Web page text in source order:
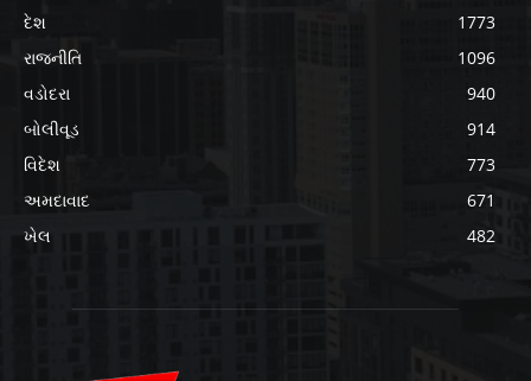
દેશ
1773
રાજનીતિ
1096
વડોદરા
940
બોલીવૂડ
914
વિદેશ
773
અમદાવાદ
671
ખેલ
482